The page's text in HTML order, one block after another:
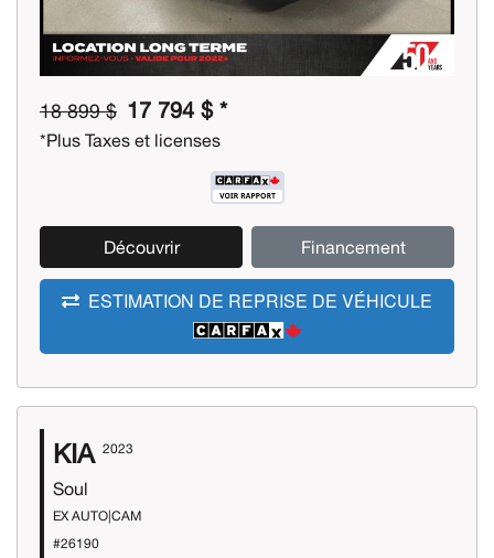
18 899 $ 17 794 $ *
*Plus Taxes et licenses
Découvrir Financement
ESTIMATION DE REPRISE DE VÉHICULE
KIA 2023
Soul
EX AUTO|CAM
#26190